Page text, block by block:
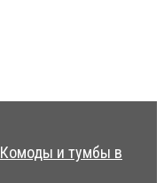
Комоды и тумбы в